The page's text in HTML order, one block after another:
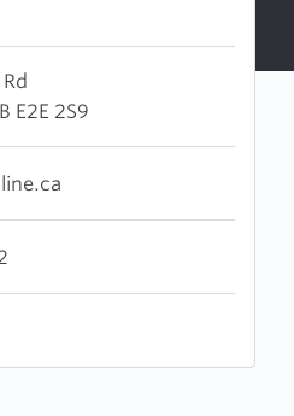
E2E 2S9